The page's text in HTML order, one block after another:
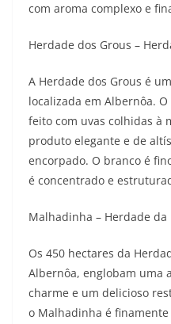
com aroma complexo e
Herdade dos Grous –
A Herdade dos Grous é
localizada em Albernôa.
feito com uvas colhidas à
produto elegante e de
encorpado. O branco é
é concentrado e
Malhadinha – Herdade
Os 450 hectares da
Albernôa, englobam uma
charme e um delicioso
o Malhadinha é